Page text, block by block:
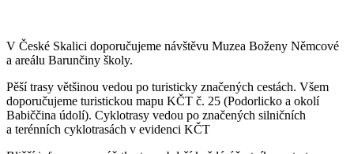
V České Skalici doporučujeme návštěvu Muzea Boženy Němcové
a areálu Barunčiny školy.
Pěší trasy většinou vedou po turisticky značených cestách. Všem
doporučujeme turistickou mapu KČT č. 25 (Podorlicko a okolí
Babiččina údolí). Cyklotrasy vedou po značených silničních
a terénních cyklotrasách v evidenci KČT